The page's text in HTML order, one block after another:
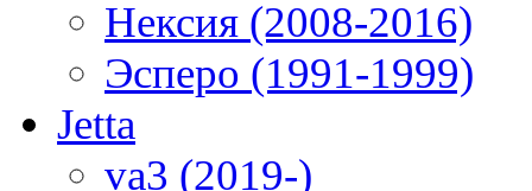
Нексия (2008-2016)
Эсперо (1991-1999)
Jetta
va3 (2019-)